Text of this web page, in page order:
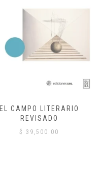
EL CAMPO LITERARIO
REVISADO
$ 39,500.00